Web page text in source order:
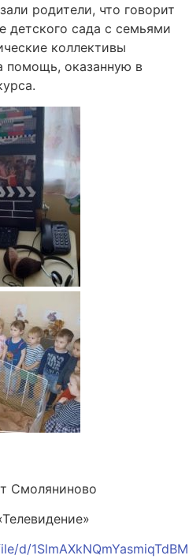
родители, что говорит
детского сада с семьями
коллективы
помощь, оказанную в
Смоляниново
d/